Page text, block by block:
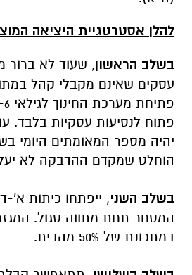
להלן אסטרטגיית היציאה
בשלב הראשון, שעוד לא ברור
עסקים שאינם מקבלי קהל
פתוח לנסיעות עסקיות בלבד.
יהיה מספר המאומתים היומי
הוחלט שמקדם ההדבקה לא יעלה
בשלב השני, ייפתחו כיתות א'-
המסחר תחת מתווה סגול. המגזר
במתכונת של 50% מהבית
.